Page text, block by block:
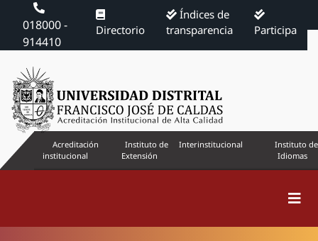
018000 -
914410
Directorio
Índices de
transparencia
Participa
Acreditación
institucional
Instituto de
Extensión
Interinstitucional
Instituto de
Idiomas